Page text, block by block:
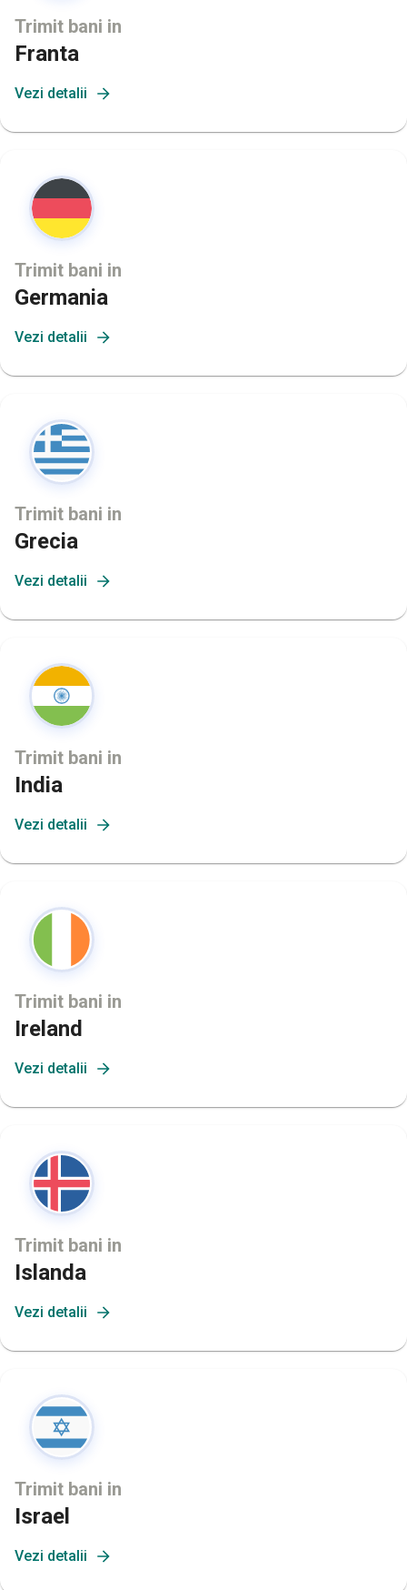
Trimit bani in
Franta
Vezi detalii
Trimit bani in
Germania
Vezi detalii
Trimit bani in
Grecia
Vezi detalii
Trimit bani in
India
Vezi detalii
Trimit bani in
Ireland
Vezi detalii
Trimit bani in
Islanda
Vezi detalii
Trimit bani in
Israel
Vezi detalii